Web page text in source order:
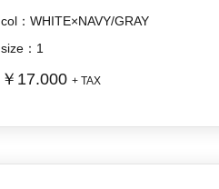
col：WHITE×NAVY/GRAY
size：1
￥17.000+ TAX